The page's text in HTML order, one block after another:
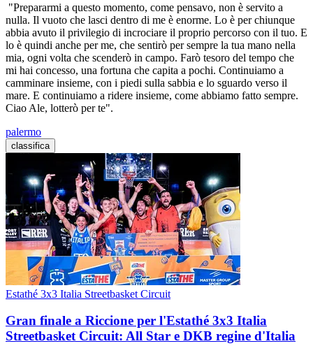
"Prepararmi a questo momento, come pensavo, non è servito a
nulla. Il vuoto che lasci dentro di me è enorme. Lo è per chiunque
abbia avuto il privilegio di incrociare il proprio percorso con il tuo. E
lo è quindi anche per me, che sentirò per sempre la tua mano nella
mia, ogni volta che scenderò in campo. Farò tesoro del tempo che
mi hai concesso, una fortuna che capita a pochi. Continuiamo a
camminare insieme, con i piedi sulla sabbia e lo sguardo verso il
mare. E continuiamo a ridere insieme, come abbiamo fatto sempre.
Ciao Ale, lotterò per te".
palermo
classifica
Estathé 3x3 Italia Streetbasket Circuit
Gran finale a Riccione per l'Estathé 3x3 Italia
Streetbasket Circuit: All Star e DKB regine d'Italia